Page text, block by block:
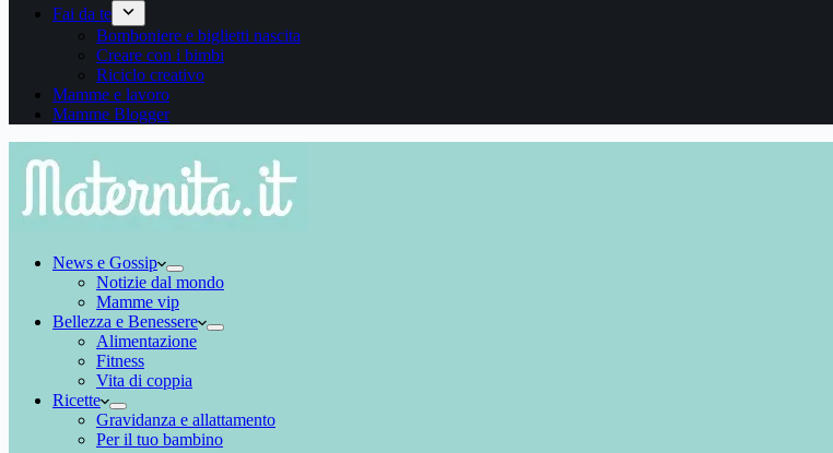
Fai da te
Bomboniere e biglietti nascita
Creare con i bimbi
Riciclo creativo
Mamme e lavoro
Mamme Blogger
News e Gossip
Notizie dal mondo
Mamme vip
Bellezza e Benessere
Alimentazione
Fitness
Vita di coppia
Ricette
Gravidanza e allattamento
Per il tuo bambino